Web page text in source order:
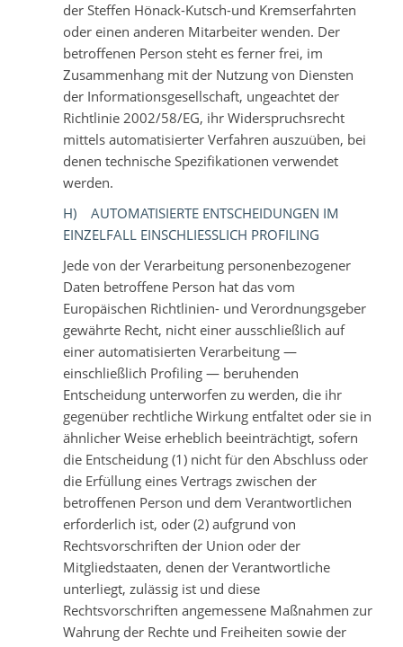
der Steffen Hönack-Kutsch-und Kremserfahrten
oder einen anderen Mitarbeiter wenden. Der
betroffenen Person steht es ferner frei, im
Zusammenhang mit der Nutzung von Diensten
der Informationsgesellschaft, ungeachtet der
Richtlinie 2002/58/EG, ihr Widerspruchsrecht
mittels automatisierter Verfahren auszuüben, bei
denen technische Spezifikationen verwendet
werden.
H) AUTOMATISIERTE ENTSCHEIDUNGEN IM
EINZELFALL EINSCHLIESSLICH PROFILING
Jede von der Verarbeitung personenbezogener
Daten betroffene Person hat das vom
Europäischen Richtlinien- und Verordnungsgeber
gewährte Recht, nicht einer ausschließlich auf
einer automatisierten Verarbeitung —
einschließlich Profiling — beruhenden
Entscheidung unterworfen zu werden, die ihr
gegenüber rechtliche Wirkung entfaltet oder sie in
ähnlicher Weise erheblich beeinträchtigt, sofern
die Entscheidung (1) nicht für den Abschluss oder
die Erfüllung eines Vertrags zwischen der
betroffenen Person und dem Verantwortlichen
erforderlich ist, oder (2) aufgrund von
Rechtsvorschriften der Union oder der
Mitgliedstaaten, denen der Verantwortliche
unterliegt, zulässig ist und diese
Rechtsvorschriften angemessene Maßnahmen zur
Wahrung der Rechte und Freiheiten sowie der